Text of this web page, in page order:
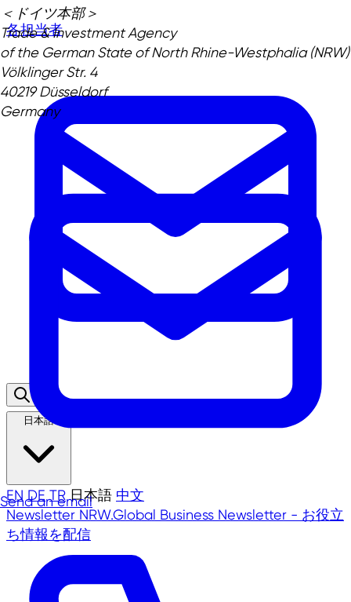
各担当者
日本語
EN DE TR 日本語 中文
Newsletter NRW.Global Business Newsletter - お役立
ち情報を配信
＜ドイツ本部＞
Trade & Investment Agency
of the German State of North Rhine-Westphalia (NRW)
Völklinger Str. 4
40219 Düsseldorf
Germany
Send an email